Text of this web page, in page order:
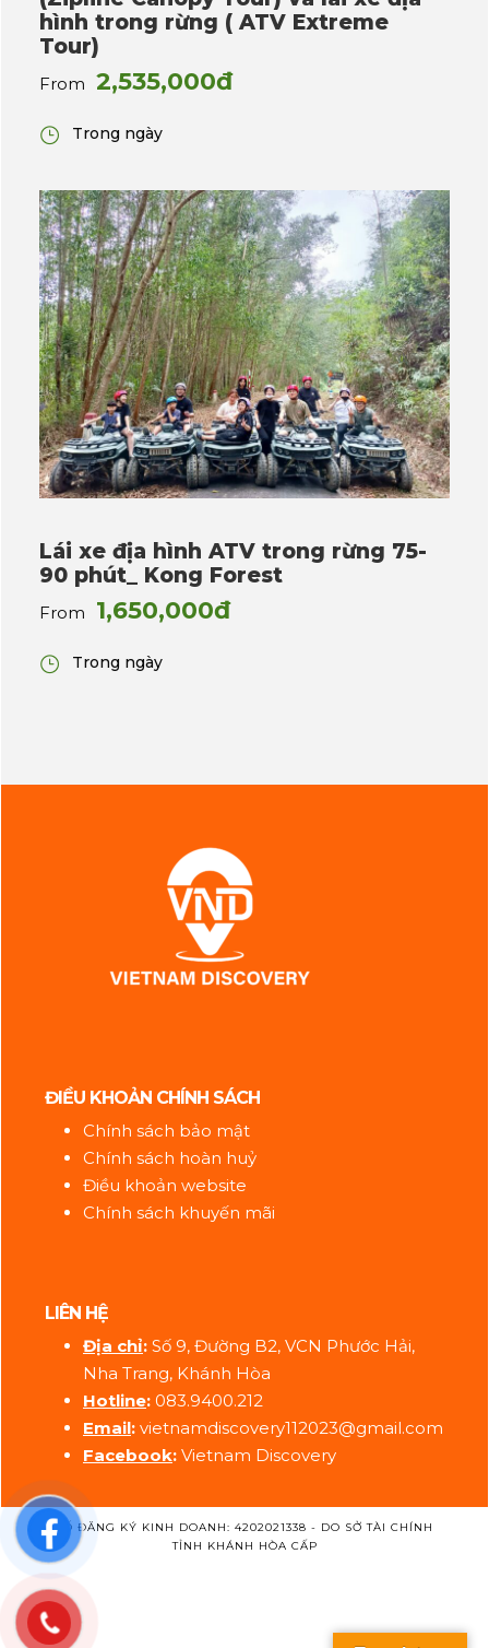
hình trong rừng ( ATV Extreme
Tour)
From 2,535,000đ
Trong ngày
Lái xe địa hình ATV trong rừng 75-
90 phút_ Kong Forest
From 1,650,000đ
Trong ngày
ĐIỀU KHOẢN CHÍNH SÁCH
Chính sách bảo mật
Chính sách hoàn huỷ
Điều khoản website
Chính sách khuyến mãi
LIÊN HỆ
Địa chỉ: Số 9, Đường B2, VCN Phước Hải,
Nha Trang, Khánh Hòa
Hotline: 083.9400.212
Email: vietnamdiscovery112023@gmail.com
Facebook: Vietnam Discovery
SỐ ĐĂNG KÝ KINH DOANH: 4202021338 - DO SỞ TÀI CHÍNH
TỈNH KHÁNH HÒA CẤP